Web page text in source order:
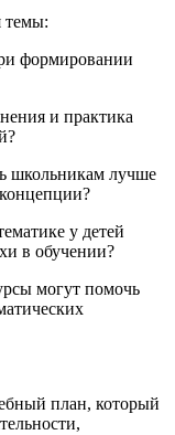
темы:
формировании
и практика
школьникам лучше
у детей
в обучении?
могут помочь
план, который